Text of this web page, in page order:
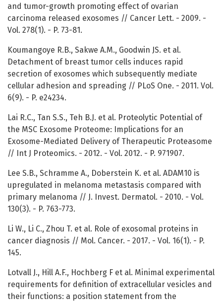
and tumor-growth promoting effect of ovarian
carcinoma released exosomes // Cancer Lett. - 2009. -
Vol. 278(1). - P. 73-81.
Koumangoye R.B., Sakwe A.M., Goodwin JS. et al.
Detachment of breast tumor cells induces rapid
secretion of exosomes which subsequently mediate
cellular adhesion and spreading // PLoS One. - 2011. Vol.
6(9). - P. e24234.
Lai R.C., Tan S.S., Teh B.J. et al. Proteolytic Potential of
the MSC Exosome Proteome: Implications for an
Exosome-Mediated Delivery of Therapeutic Proteasome
// Int J Proteomics. - 2012. - Vol. 2012. - P. 971907.
Lee S.B., Schramme A., Doberstein K. et al. ADAM10 is
upregulated in melanoma metastasis compared with
primary melanoma // J. Invest. Dermatol. - 2010. - Vol.
130(3). - P. 763-773.
Li W., Li C., Zhou T. et al. Role of exosomal proteins in
cancer diagnosis // Mol. Cancer. - 2017. - Vol. 16(1). - P.
145.
Lotvall J., Hill A.F., Hochberg F et al. Minimal experimental
requirements for definition of extracellular vesicles and
their functions: a position statement from the